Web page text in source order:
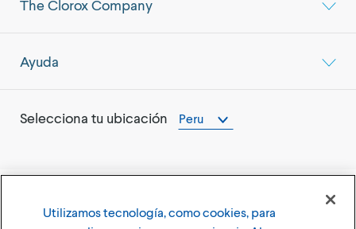
The Clorox Company
Ayuda
Selecciona tu ubicación Peru
Utilizamos tecnología, como cookies, para